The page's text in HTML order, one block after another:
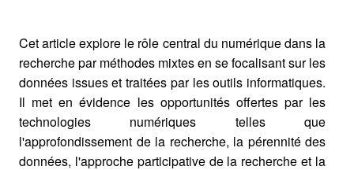
Cet article explore le rôle central du numérique dans la
recherche par méthodes mixtes en se focalisant sur les
données issues et traitées par les outils informatiques.
Il met en évidence les opportunités offertes par les
technologies numériques telles que
l'approfondissement de la recherche, la pérennité des
données, l'approche participative de la recherche et la